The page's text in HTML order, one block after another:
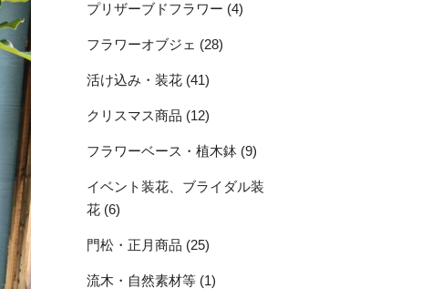
プリザーブドフラワー (4)
フラワーオブジェ (28)
活け込み・装花 (41)
クリスマス商品 (12)
フラワーベース・植木鉢 (9)
イベント装花、ブライダル装
花 (6)
門松・正月商品 (25)
流木・自然素材等 (1)